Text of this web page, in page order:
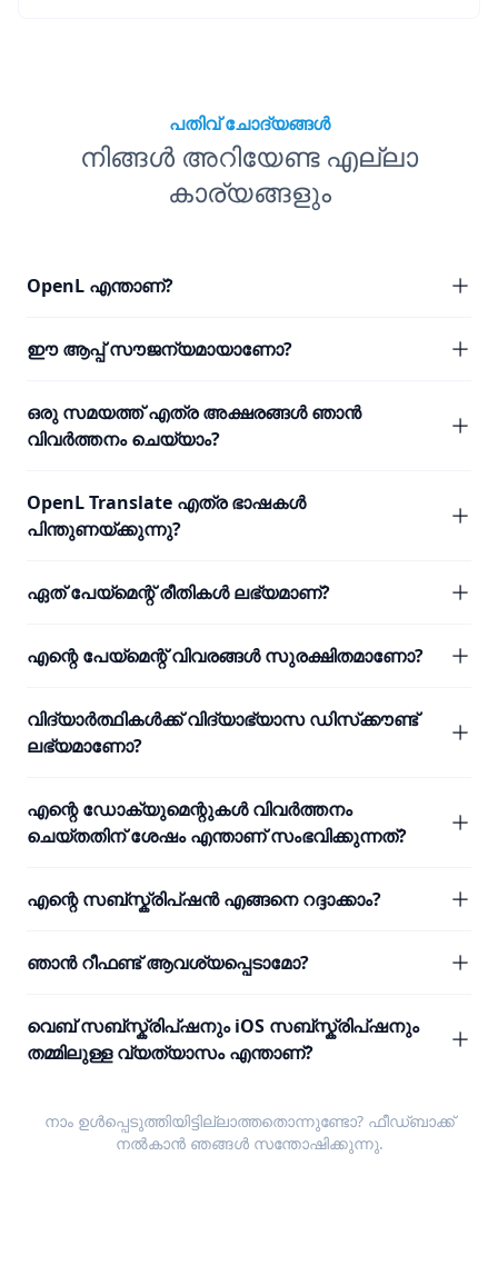
പതിവ് ചോദ്യങ്ങൾ
നിങ്ങൾ അറിയേണ്ട എല്ലാ
കാര്യങ്ങളും
OpenL എന്താണ്?
ഈ ആപ്പ് സൗജന്യമായാണോ?
ഒരു സമയത്ത് എത്ര അക്ഷരങ്ങൾ ഞാൻ
വിവർത്തനം ചെയ്യാം?
OpenL Translate എത്ര ഭാഷകൾ
പിന്തുണയ്ക്കുന്നു?
ഏത് പേയ്മെന്റ് രീതികൾ ലഭ്യമാണ്?
എന്റെ പേയ്മെന്റ് വിവരങ്ങൾ സുരക്ഷിതമാണോ?
വിദ്യാർത്ഥികൾക്ക് വിദ്യാഭ്യാസ ഡിസ്‌ക്കൗണ്ട്
ലഭ്യമാണോ?
എന്റെ ഡോക്യുമെന്റുകൾ വിവർത്തനം
ചെയ്തതിന് ശേഷം എന്താണ് സംഭവിക്കുന്നത്?
എന്റെ സബ്സ്ക്രിപ്ഷൻ എങ്ങനെ റദ്ദാക്കാം?
ഞാൻ റീഫണ്ട് ആവശ്യപ്പെടാമോ?
വെബ് സബ്സ്ക്രിപ്ഷനും iOS സബ്സ്ക്രിപ്ഷനും
തമ്മിലുള്ള വ്യത്യാസം എന്താണ്?
നാം ഉൾപ്പെടുത്തിയിട്ടില്ലാത്തതൊന്നുണ്ടോ? ഫീഡ്ബാക്ക്
നൽകാൻ ഞങ്ങൾ സന്തോഷിക്കുന്നു.